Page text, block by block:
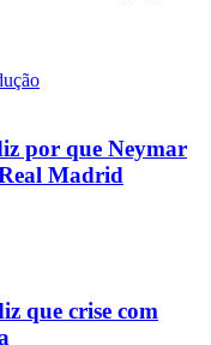
por que Neymar
Madrid
que crise com